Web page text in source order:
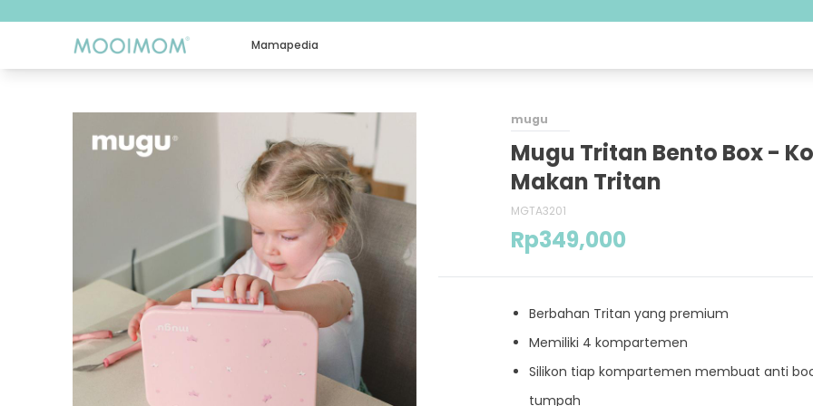
Mamapedia
mugu
Mugu Tritan Bento Box -
Makan Tritan
MGTA3201
Rp349,000
Berbahan Tritan yang premium
Memiliki 4 kompartemen
Silikon tiap kompartemen membuat anti
tumpah